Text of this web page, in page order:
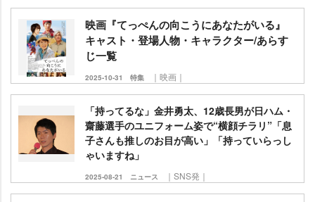
映画『てっぺんの向こうにあなたがいる』
キャスト・登場人物・キャラクター/あらす
じ一覧
2025-10-31 特集 ｜映画｜
「持ってるな」金井勇太、12歳長男が日ハム・
齋藤選手のユニフォーム姿で“横顔チラリ”「息
子さんも推しのお目が高い」「持っていらっし
ゃいますね」
2025-08-21 ニュース ｜SNS発｜